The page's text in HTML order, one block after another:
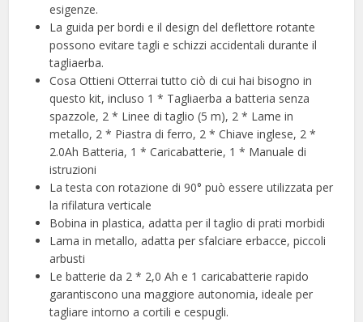
esigenze.
La guida per bordi e il design del deflettore rotante
possono evitare tagli e schizzi accidentali durante il
tagliaerba.
Cosa Ottieni Otterrai tutto ciò di cui hai bisogno in
questo kit, incluso 1 * Tagliaerba a batteria senza
spazzole, 2 * Linee di taglio (5 m), 2 * Lame in
metallo, 2 * Piastra di ferro, 2 * Chiave inglese, 2 *
2.0Ah Batteria, 1 * Caricabatterie, 1 * Manuale di
istruzioni
La testa con rotazione di 90° può essere utilizzata per
la rifilatura verticale
Bobina in plastica, adatta per il taglio di prati morbidi
Lama in metallo, adatta per sfalciare erbacce, piccoli
arbusti
Le batterie da 2 * 2,0 Ah e 1 caricabatterie rapido
garantiscono una maggiore autonomia, ideale per
tagliare intorno a cortili e cespugli.